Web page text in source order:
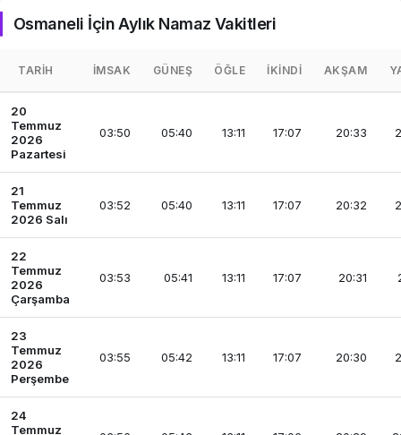
Osmaneli İçin Aylık Namaz Vakitleri
TARIH İMSAK GÜNEŞ ÖĞLE İKINDI AKŞAM
20
Temmuz
2026
Pazartesi
03:50 05:40 13:11 17:07 20:33
21
Temmuz
2026 Salı
03:52 05:40 13:11 17:07 20:32
22
Temmuz
2026
Çarşamba
03:53 05:41 13:11 17:07 20:31
23
Temmuz
2026
Perşembe
03:55 05:42 13:11 17:07 20:30
24
Temmuz